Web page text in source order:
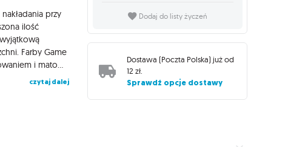
przy
ilość
Farby Game
czytaj dalej
Dodaj do listy życzeń
Dostawa (Poczta Polska) już od
12 zł.
Sprawdź opcje dostawy